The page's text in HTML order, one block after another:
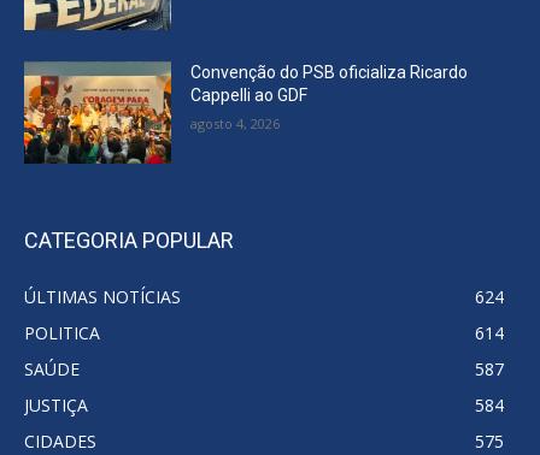
Convenção do PSB oficializa Ricardo
Cappelli ao GDF
agosto 4, 2026
CATEGORIA POPULAR
ÚLTIMAS NOTÍCIAS
624
POLITICA
614
SAÚDE
587
JUSTIÇA
584
CIDADES
575